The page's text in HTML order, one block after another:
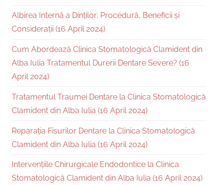
Albirea Internă a Dinților: Procedură, Beneficii și
Considerații (16 April 2024)
Cum Abordează Clinica Stomatologică Clamident din
Alba Iulia Tratamentul Durerii Dentare Severe? (16
April 2024)
Tratamentul Traumei Dentare la Clinica Stomatologică
Clamident din Alba Iulia (16 April 2024)
Reparația Fisurilor Dentare la Clinica Stomatologică
Clamident din Alba Iulia (16 April 2024)
Intervențiile Chirurgicale Endodontice la Clinica
Stomatologică Clamident din Alba Iulia (16 April 2024)